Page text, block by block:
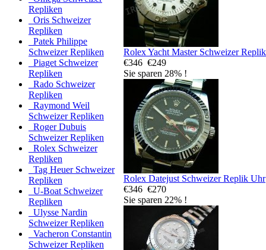
Repliken
Oris Schweizer
Repliken
Patek Philippe
Schweizer Repliken
Piaget Schweizer
Repliken
Rado Schweizer
Repliken
Raymond Weil
Schweizer Repliken
Roger Dubuis
Schweizer Repliken
Rolex Schweizer
Repliken
Tag Heuer Schweizer
Repliken
U-Boat Schweizer
Repliken
Ulysse Nardin
Schweizer Repliken
Vacheron Constantin
Schweizer Repliken
Rolex Yacht Master Schweizer
€346 €249
Sie sparen 28% !
Rolex Datejust Schweizer Replik Uhr
€346 €270
Sie sparen 22% !